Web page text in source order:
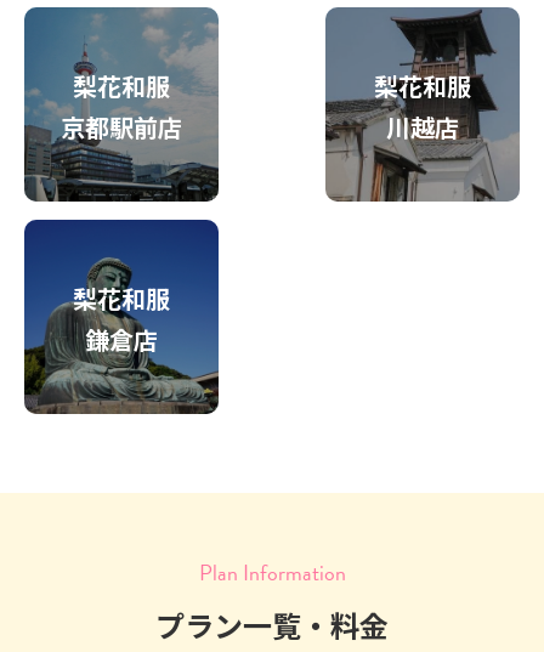
梨花和服
京都駅前店
梨花和服
川越店
梨花和服
鎌倉店
Plan Information
プラン一覧・料金